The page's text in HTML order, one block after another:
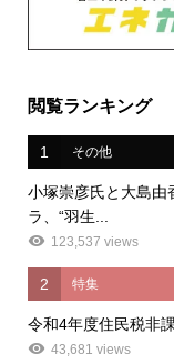
閲覧ランキング
1 その他
小塚崇彦氏と大島
ラ、“羽生...
123,537 views
2 特集
令和4年度住民税非
43,681 views